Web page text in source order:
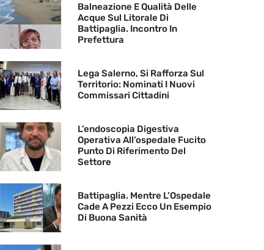
Balneazione E Qualità Delle
Acque Sul Litorale Di
Battipaglia. Incontro In
Prefettura
Lega Salerno, Si Rafforza Sul
Territorio: Nominati I Nuovi
Commissari Cittadini
L’endoscopia Digestiva
Operativa All’ospedale Fucito
Punto Di Riferimento Del
Settore
Battipaglia. Mentre L’Ospedale
Cade A Pezzi Ecco Un Esempio
Di Buona Sanità